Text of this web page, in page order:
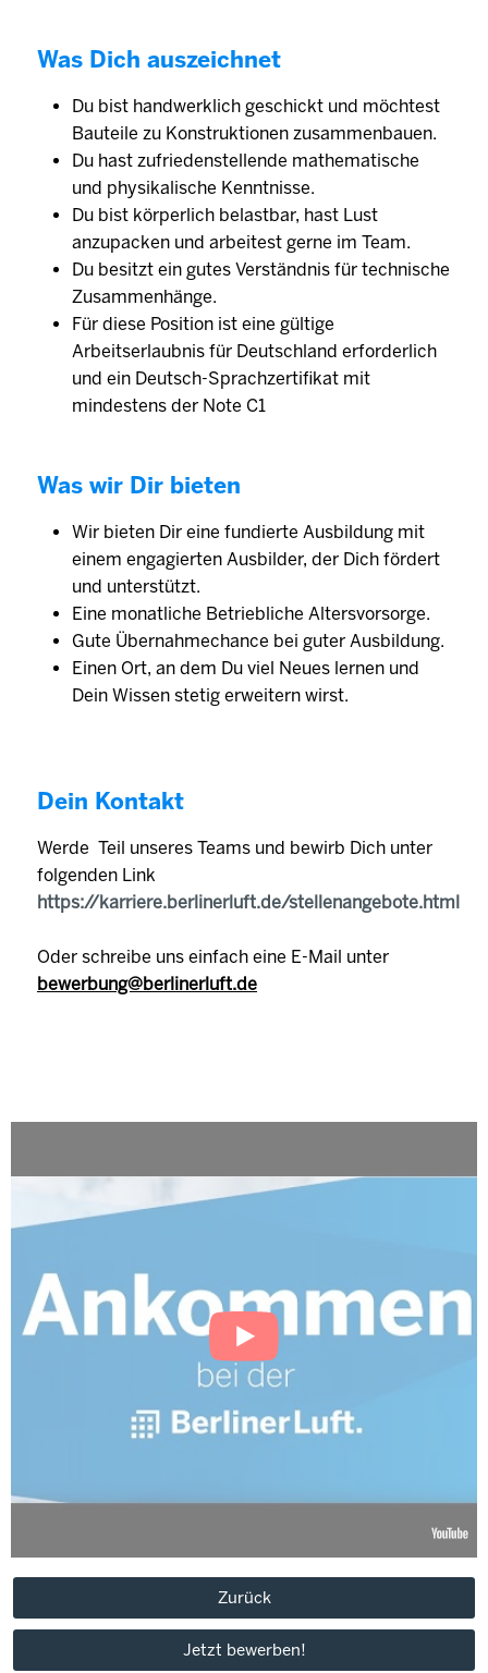
Was Dich auszeichnet
Du bist handwerklich geschickt und möchtest
Bauteile zu Konstruktionen zusammenbauen.
Du hast zufriedenstellende mathematische
und physikalische Kenntnisse.
Du bist körperlich belastbar, hast Lust
anzupacken und arbeitest gerne im Team.
Du besitzt ein gutes Verständnis für technische
Zusammenhänge.
Für diese Position ist eine gültige
Arbeitserlaubnis für Deutschland erforderlich
und ein Deutsch-Sprachzertifikat mit
mindestens der Note C1
Was wir Dir bieten
Wir bieten Dir eine fundierte Ausbildung mit
einem engagierten Ausbilder, der Dich fördert
und unterstützt.
Eine monatliche Betriebliche Altersvorsorge.
Gute Übernahmechance bei guter Ausbildung.
Einen Ort, an dem Du viel Neues lernen und
Dein Wissen stetig erweitern wirst.
Dein Kontakt
Werde Teil unseres Teams und bewirb Dich unter
folgenden Link
https://karriere.berlinerluft.de/stellenangebote.html
Oder schreibe uns einfach eine E-Mail unter
bewerbung@berlinerluft.de
Zurück
Jetzt bewerben!